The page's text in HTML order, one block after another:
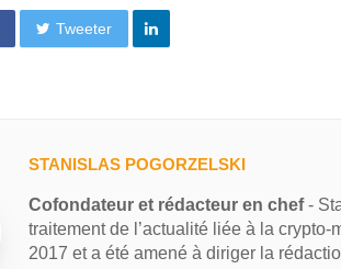
Tweeter
STANISLAS POGORZELSKI
Cofondateur et rédacteur en chef-
traitement de l’actualité liée à la
2017 et a été amené à diriger la